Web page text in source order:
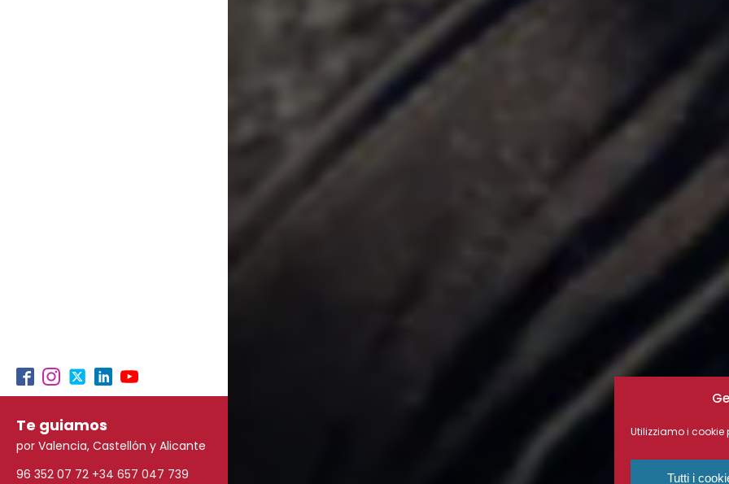
Utilizziamo i cookie
Tutti i
Te guiamos
por Valencia, Castellón y Alicante
96 352 07 72 +34 657 047 739